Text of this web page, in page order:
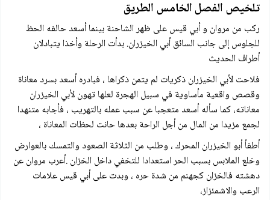
تلخيص الفصل الخامس الطريق
ركب من مروان و أبي قيس على ظهر الشاحنة بينما أسعد حالفه الحظ
للجلوس إلى جانب السائق أبي الخيزران. بدأت الرحلة وأخذا يتبادلان
أطراف الحديث
فلاحت لأبي الخيزران ذكريات لم يتمن ذكراها ، فبادره أسعد بسرد معاناة
وقصص واقعية مأساوية في سبيل الهجرة لعلها تهون لأبي الخيزران
معاناته، كما سأله أسعد متعجبا عن سبب عمله بالتهريب ، فأجابه متنهدا
لجمع مزيدا من المال من أجل الراحة بعدها حانت لحظات المعاناة ،
أطفأ أبو الخيزران المحرك ، وطلب من الثلاثة الصعود والتمسك بالعوارض
وخلع الملابس بسبب الحر استعدادا للتخفي داخل الخزان .أعرب مروان عن
دهشته فالخزان كجهنم من شدة حره ، وبدت على أبي قيس علامات
الرعب والاشمئزاز،